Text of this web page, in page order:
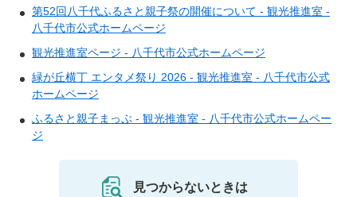
第52回八千代ふるさと親子祭の開催について - 観光推進室 -
八千代市公式ホームページ
観光推進室ページ - 八千代市公式ホームページ
緑が丘横丁 エンタメ祭り 2026 - 観光推進室 - 八千代市公式
ホームページ
ふるさと親子まっぷ - 観光推進室 - 八千代市公式ホームペー
ジ
見つからないときは